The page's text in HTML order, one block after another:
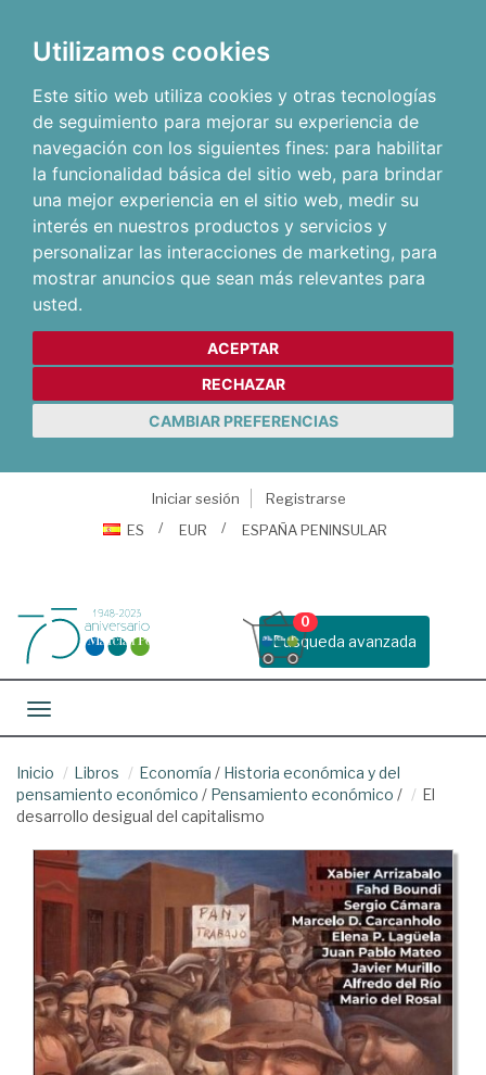
Utilizamos cookies
Este sitio web utiliza cookies y otras tecnologías
de seguimiento para mejorar su experiencia de
navegación con los siguientes fines: para habilitar
la funcionalidad básica del sitio web, para brindar
una mejor experiencia en el sitio web, medir su
interés en nuestros productos y servicios y
personalizar las interacciones de marketing, para
mostrar anuncios que sean más relevantes para
usted.
ACEPTAR
RECHAZAR
CAMBIAR PREFERENCIAS
Iniciar sesión
Registrarse
ES
EUR ESPAÑA PENINSULAR
Busqueda avanzada
0
Toggle navigation
Inicio Libros Economía / Historia económica y del
pensamiento económico / Pensamiento económico /
El
desarrollo desigual del capitalismo